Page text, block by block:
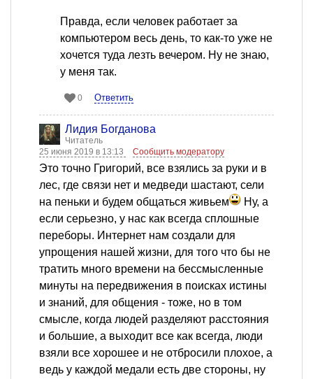
Правда, если человек работает за
компьютером весь день, то как-то уже не
хочется туда лезть вечером. Ну не знаю,
у меня так.
0 Ответить
Лидия Богданова
Читатель
25 июня 2019 в 13:13
Сообщить модератору
Это точно Григорий, все взялись за руки и в
лес, где связи нет и медведи шастают, сели
на пеньки и будем общаться живьем
Ну, а
если серьезно, у нас как всегда сплошные
переборы. Интернет нам создали для
упрощения нашей жизни, для того что бы не
тратить много времени на бессмысленные
минуты на передвижения в поисках истины
и знаний, для общения - тоже, но в том
смысле, когда людей разделяют расстояния
и большие, а выходит все как всегда, люди
взяли все хорошее и не отбросили плохое, а
ведь у каждой медали есть две стороны, ну